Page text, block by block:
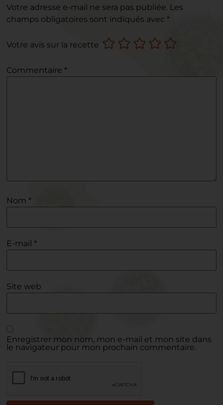
Votre adresse e-mail ne sera pas publiée. Les
champs obligatoires sont indiqués avec *
Votre avis sur la recette
Commentaire *
Nom *
E-mail *
Site web
Enregistrer mon nom, mon e-mail et mon site dans
le navigateur pour mon prochain commentaire.